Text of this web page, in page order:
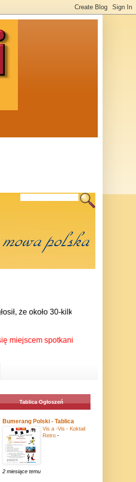
około 30-kilku posłów
spotkania Polonii z
Tablica Ogłoszeń
Bumerang Polski - Tablica
Vis a -Vis - Koktail
Retro -
2 miesiące temu